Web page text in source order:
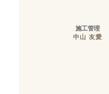
施工管理
中山 友愛